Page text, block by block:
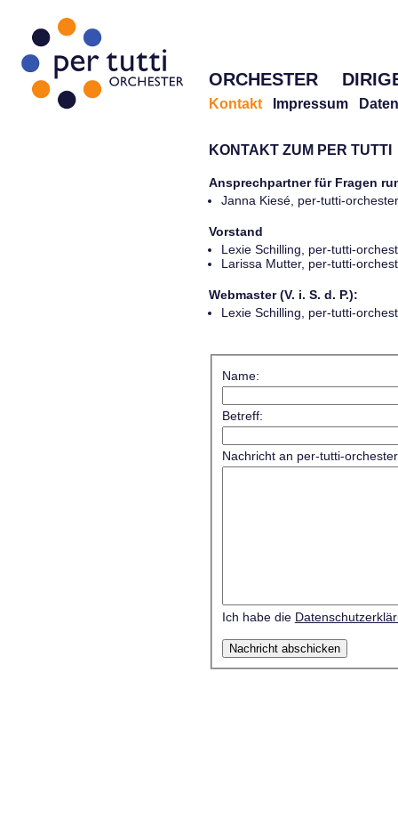
ORCHESTER
Kontakt Impressum
KONTAKT ZUM PER TUTTI
Ansprechpartner für Fragen
Janna Kiesé, per-tutti-
Vorstand
Lexie Schilling, per-tutti-
Larissa Mutter, per-tutti-
Webmaster (V. i. S. d. P.):
Lexie Schilling, per-tutti-
Name:
Betreff:
Nachricht an per-tutti-
Ich habe die